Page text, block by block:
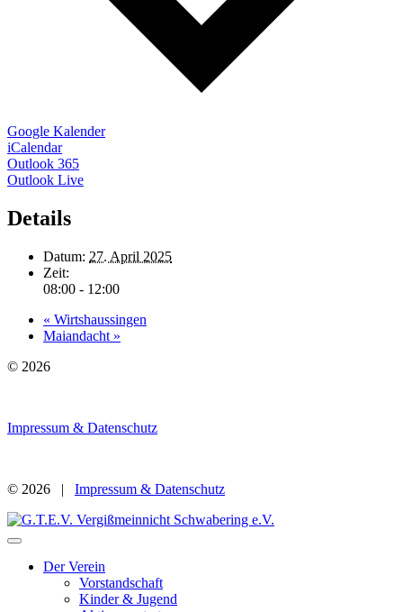
Google Kalender
iCalendar
Outlook 365
Outlook Live
Details
Datum: 27. April 2025
Zeit:
08:00 - 12:00
« Wirtshaussingen
Maiandacht »
© 2026
Impressum & Datenschutz
© 2026 | Impressum & Datenschutz
Der Verein
Vorstandschaft
Kinder & Jugend